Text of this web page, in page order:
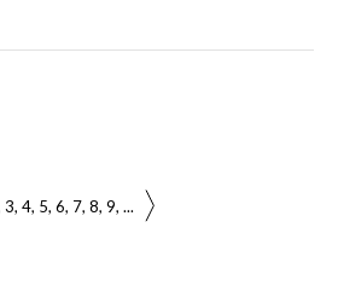
3 4 5 6 7 8 9 ...